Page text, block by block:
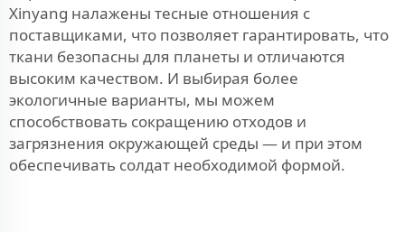
Xinyang налажены тесные отношения с
поставщиками, что позволяет гарантировать, что
ткани безопасны для планеты и отличаются
высоким качеством. И выбирая более
экологичные варианты, мы можем
способствовать сокращению отходов и
загрязнения окружающей среды — и при этом
обеспечивать солдат необходимой формой.